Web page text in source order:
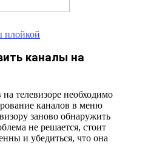
плойкой
каналы на
телевизоре необходимо
каналов в меню
заново обнаружить
не решается, стоит
и убедиться, что она